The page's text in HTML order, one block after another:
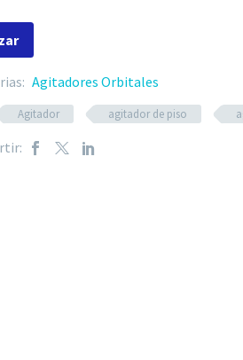
Agitadores Orbitales
Agitador agitador de piso